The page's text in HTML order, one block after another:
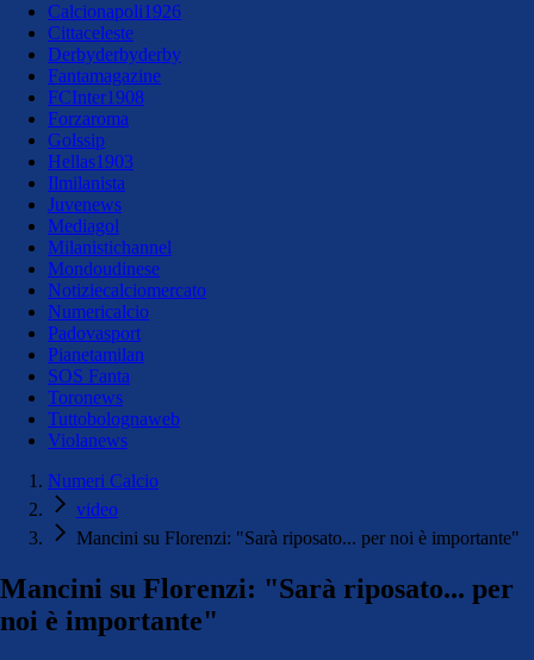
Calcionapoli1926
Cittaceleste
Derbyderbyderby
Fantamagazine
FCInter1908
Forzaroma
Golssip
Hellas1903
Ilmilanista
Juvenews
Mediagol
Milanistichannel
Mondoudinese
Notiziecalciomercato
Numericalcio
Padovasport
Pianetamilan
SOS Fanta
Toronews
Tuttobolognaweb
Violanews
Numeri Calcio
video
Mancini su Florenzi: "Sarà riposato... per noi è importante"
Mancini su Florenzi: "Sarà riposato... per
noi è importante"